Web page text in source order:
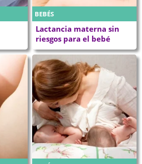
BEBÉS
Lactancia materna sin
riesgos para el bebé